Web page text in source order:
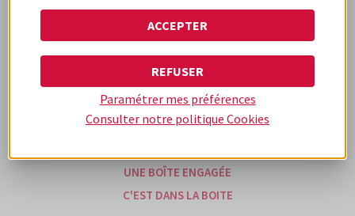
solutions.fr
UNE BOÎTE DIFFÉRENTE
UNE BOÎTE D'EXPÉRIENCES
UNE BOÎTE ENGAGÉE
C'EST DANS LA BOITE
ACCEPTER
REFUSER
Paramétrer mes préférences
Consulter notre politique Cookies